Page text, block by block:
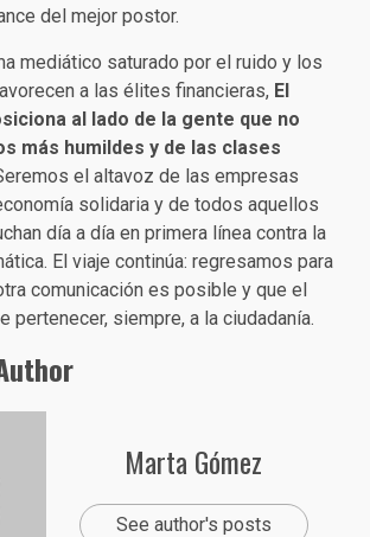
del mejor postor.
mediático saturado por el ruido y los
a las élites financieras, El
al lado de la gente que no
más humildes y de las clases
el altavoz de las empresas
solidaria y de todos aquellos
día a día en primera línea contra la
El viaje continúa: regresamos para
comunicación es posible y que el
pertenecer, siempre, a la ciudadanía.
Marta Gómez
See author's posts